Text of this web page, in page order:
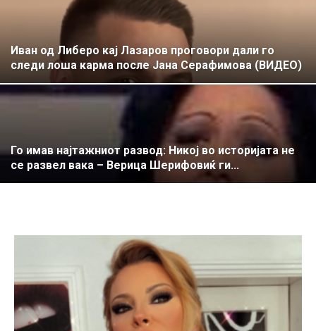
Иван од Либеро кај Лазаров проговори дали го
следи лоша карма после Јана Серафимова (ВИДЕО)
Го имав најтажниот развод: Никој во историјата не
се развел вака – Верица Шерифовиќ ги...